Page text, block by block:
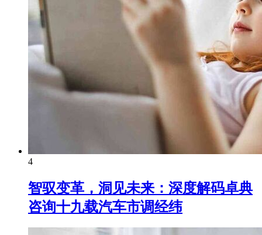
4
智驭变革，洞见未来：深度解码卓典
咨询十九载汽车市调经纬